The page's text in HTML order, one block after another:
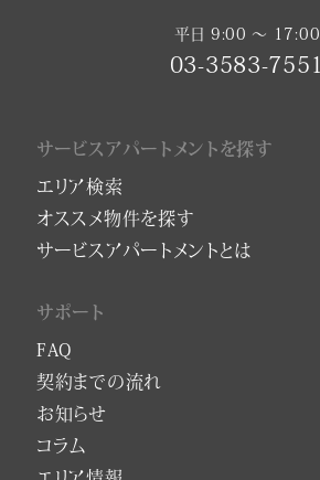
平日 9:00 〜 17:00
03-3583-7551
サービスアパートメントを探す
エリア検索
オススメ物件を探す
サービスアパートメントとは
サポート
FAQ
契約までの流れ
お知らせ
コラム